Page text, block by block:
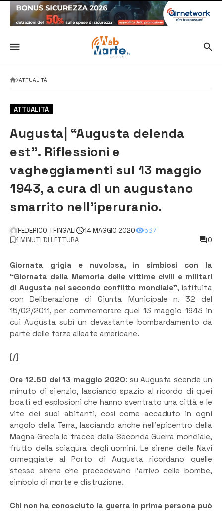
ATTUALITÀ
ATTUALITÀ
Augusta| “Augusta delenda
est”. Riflessioni e
vagheggiamenti sul 13 maggio
1943, a cura di un augustano
smarrito nell’iperuranio.
FEDERICO TRINGALI 14 MAGGIO 2020
537
1 MINUTI DI LETTURA
0
Giornata grigia e nuvolosa, in simbiosi con la
“Giornata della Memoria delle vittime civili e militari
di Augusta nel secondo conflitto mondiale”, istituita
con Deliberazione di Giunta Municipale n. 32 del
15/02/2011, per commemorare quel 13 maggio 1943 in
cui Augusta subì un devastante bombardamento da
parte delle forze alleate americane.
[/]
Ore 12.50 del 13 maggio 2020: su Augusta scende un
minuto di silenzio, lasciando spazio al ricordo di quei
boati ed esplosioni che hanno sventrato una città e le
vite dei suoi abitanti, così come accaduto in ogni
angolo della Terra, lasciando anche nell’epicentro della
Magna Grecia le tracce della Seconda Guerra mondiale,
frutto della sciagura degli uomini. Le sirene delle Navi
ormeggiate al Porto di Augusta ricordano quelle
stesse sirene che precedevano l’arrivo delle bombe,
simbolo di morte e distruzione.
Chi non ha conosciuto la guerra in prima persona può